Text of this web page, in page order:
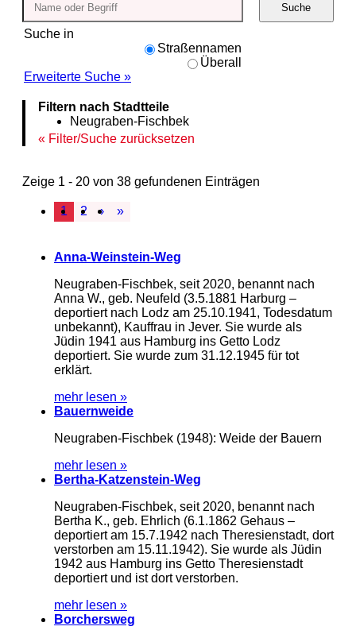
Suche in
Straßennamen
Überall
Erweiterte Suche »
Suche
Filtern nach Stadtteile
Neugraben-Fischbek
Filter/Suche zurücksetzen
Zeige 1 - 20 von 38 gefundenen Einträgen
1 2 › »
Anna-Weinstein-Weg
Neugraben-Fischbek, seit 2020, benannt nach
Anna W., geb. Neufeld (3.5.1881 Harburg –
deportiert nach Lodz am 25.10.1941, Todesdatum
unbekannt), Kauffrau in Jever. Sie wurde als
Jüdin 1941 aus Hamburg ins Getto Lodz
deportiert. Sie wurde zum 31.12.1945 für tot
erklärt.
mehr lesen »
Bauernweide
Neugraben-Fischbek (1948): Weide der Bauern
mehr lesen »
Bertha-Katzenstein-Weg
Neugraben-Fischbek, seit 2020, benannt nach
Bertha K., geb. Ehrlich (6.1.1862 Gehaus –
deportiert am 15.7.1942 nach Theresienstadt, dort
verstorben am 15.11.1942). Sie wurde als Jüdin
1942 aus Hamburg ins Getto Theresienstadt
deportiert und ist dort verstorben.
mehr lesen »
Borchersweg